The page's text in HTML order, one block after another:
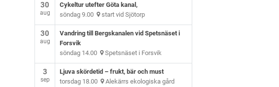
30
aug
Cykeltur utefter Göta kanal,
söndag 9.00 start vid Sjötorp
30
aug
Vandring till Bergskanalen vid Spetsnäset i
Forsvik
söndag 14.00 Spetsnäset i Forsvik
3
sep
Ljuva skördetid – frukt, bär och must
torsdag 18.00 Alekärrs ekologiska gård